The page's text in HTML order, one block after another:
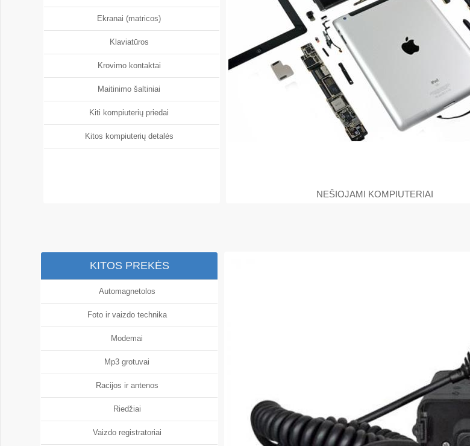
Ekranai (matricos)
Klaviatūros
Krovimo kontaktai
Maitinimo šaltiniai
Kiti kompiuterių priedai
Kitos kompiuterių detalės
NEŠIOJAMI KOMPIUTERIAI
KITOS PREKĖS
Automagnetolos
Foto ir vaizdo technika
Modemai
Mp3 grotuvai
Racijos ir antenos
Riedžiai
Vaizdo registratoriai